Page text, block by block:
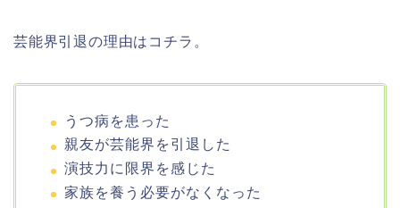
芸能界引退の理由はコチラ。
うつ病を患った
親友が芸能界を引退した
演技力に限界を感じた
家族を養う必要がなくなった